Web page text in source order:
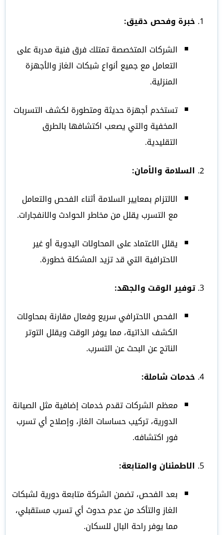
خبرة وفحص دقيق:
الشركات المتخصصة تمتلك فرق فنية مدربة على
التعامل مع جميع أنواع شبكات الغاز والأجهزة
المنزلية.
تستخدم أجهزة حديثة ومتطورة لكشف التسربات
المخفية والتي يصعب اكتشافها بالطرق
التقليدية.
السلامة والأمان:
الالتزام بمعايير السلامة أثناء الفحص والتعامل
مع التسرب يقلل من مخاطر الحوادث والانفجارات.
يقلل الاعتماد على المحاولات اليدوية أو غير
الاحترافية التي قد تزيد المشكلة خطورة.
توفير الوقت والجهد:
الفحص الاحترافي سريع وفعال مقارنة بمحاولات
الكشف الذاتية، مما يوفر الوقت ويقلل التوتر
الناتج عن البحث عن التسرب.
خدمات شاملة:
معظم الشركات تقدم خدمات إضافية مثل الصيانة
الدورية، تركيب حساسات الغاز، وإصلاح أي تسرب
فور اكتشافه.
الاطمئنان والمتابعة:
بعد الفحص، تضمن الشركة متابعة دورية لشبكات
الغاز والتأكد من عدم حدوث أي تسرب مستقبلي،
مما يوفر راحة البال للسكان.